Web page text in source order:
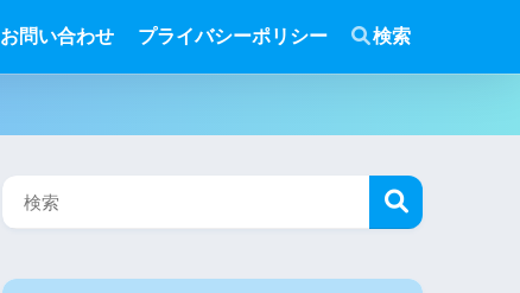
お問い合わせ プライバシーポリシー 検索